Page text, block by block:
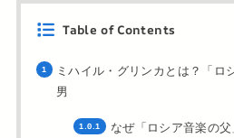
Table of Contents
ミハイル・グリンカとは？「ロ
男
なぜ「ロシア音楽の父